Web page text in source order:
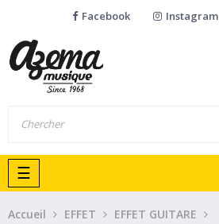
Facebook Instagram
Basculer
la
navigation
☰
Accueil EFFET
EFFET GUITARE